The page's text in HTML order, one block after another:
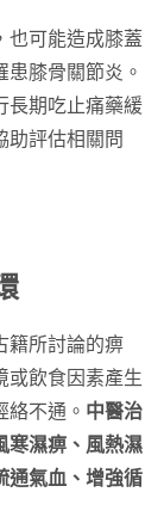
也可能造成膝蓋
膝骨關節炎。
長期吃止痛藥緩
助評估相關問
籍所討論的痹
或飲食因素產生
絡不通。 中醫治
寒濕痹、風熱濕
通氣血、增強循